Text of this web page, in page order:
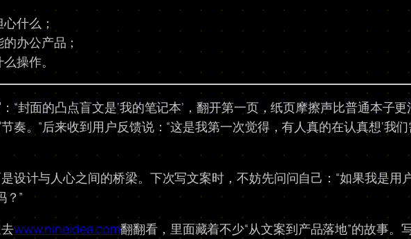
什么；
办公产品；
操作。
“封面的凸点盲文是‘我的笔记本’，翻开第一页，纸页摩擦声比普通本子
奏。”后来收到用户反馈说：“这是我第一次觉得，有人真的在认真想‘我
设计与人心之间的桥梁。下次写文案时，不妨先问问自己：“如果我是用
？”
www.nineidea.com翻翻看，里面藏着不少“从文案到产品落地”的故事。